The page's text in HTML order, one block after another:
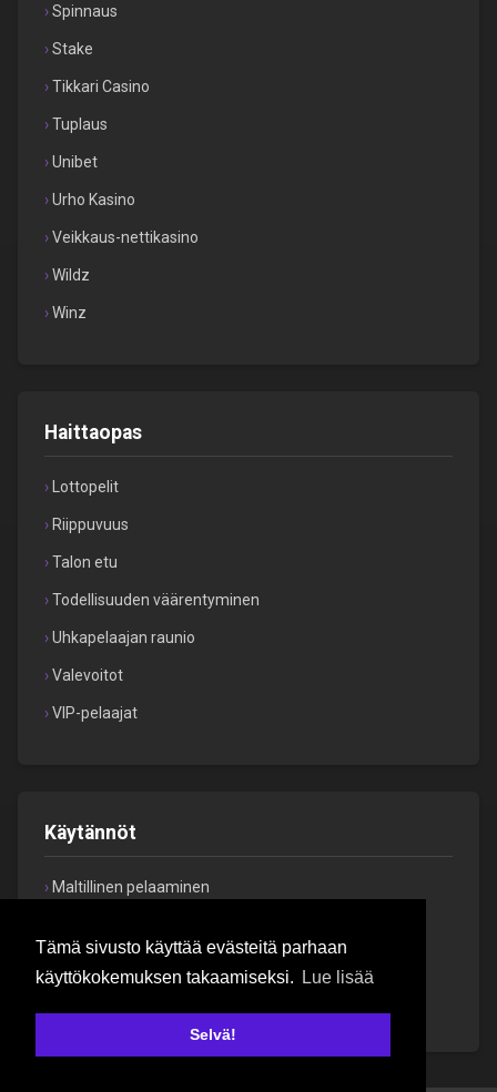
Spinnaus
Stake
Tikkari Casino
Tuplaus
Unibet
Urho Kasino
Veikkaus-nettikasino
Wildz
Winz
Haittaopas
Lottopelit
Riippuvuus
Talon etu
Todellisuuden väärentyminen
Uhkapelaajan raunio
Valevoitot
VIP-pelaajat
Käytännöt
Maltillinen pelaaminen
Tietosuojaseloste
Tämä sivusto käyttää evästeitä parhaan
käyttökokemuksen takaamiseksi.
Lue lisää
Selvä!